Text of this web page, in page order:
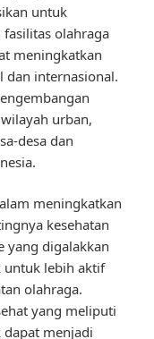
untuk
olahraga
meningkatkan
dan internasional.
urban,
desa dan
meningkatkan
kesehatan
yang digalakkan
untuk lebih aktif
olahraga.
yang meliputi
menjadi